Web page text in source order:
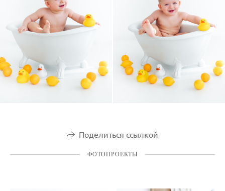
Поделиться ссылкой
ФОТОПРОЕКТЫ